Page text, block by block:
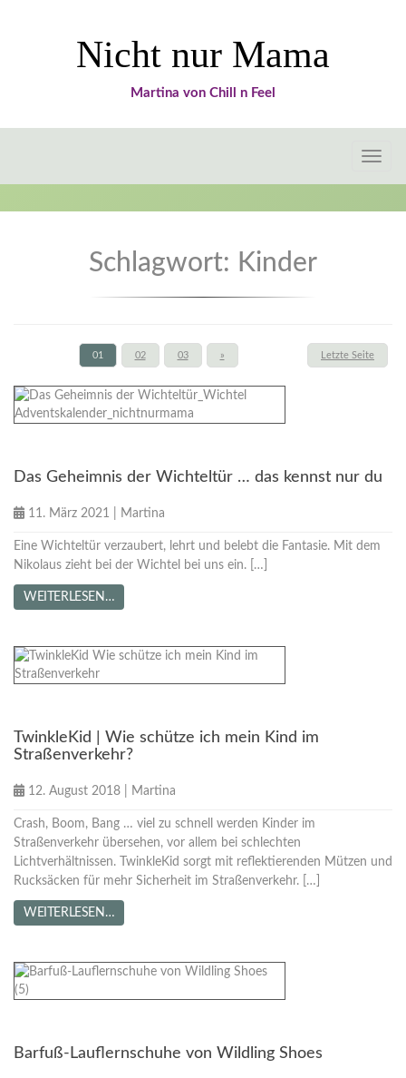
Nicht nur Mama
Martina von Chill n Feel
Toggle
Schlagwort: Kinder
01 02 03 » Letzte Seite
Das Geheimnis der Wichteltür … das kennst nur du
11. März 2021 Martina
Eine Wichteltür verzaubert, lehrt und belebt die Fantasie. Mit dem
Nikolaus zieht bei der Wichtel bei uns ein. […]
WEITERLESEN…
TwinkleKid | Wie schütze ich mein Kind im
Straßenverkehr?
12. August 2018 Martina
Crash, Boom, Bang … viel zu schnell werden Kinder im
Straßenverkehr übersehen, vor allem bei schlechten
Lichtverhältnissen. TwinkleKid sorgt mit reflektierenden Mützen und
Rucksäcken für mehr Sicherheit im Straßenverkehr. […]
WEITERLESEN…
Barfuß-Lauflernschuhe von Wildling Shoes